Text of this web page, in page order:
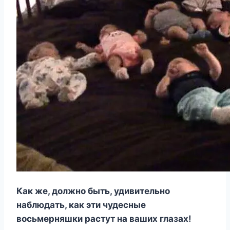
Как же, должно быть, удивительно
наблюдать, как эти чудесные
восьмерняшки растут на ваших глазах!